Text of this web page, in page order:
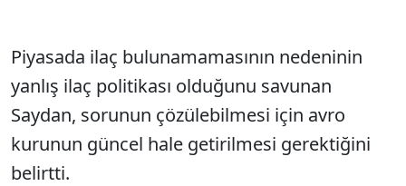
Piyasada ilaç bulunamamasının nedeninin
yanlış ilaç politikası olduğunu savunan
Saydan, sorunun çözülebilmesi için avro
kurunun güncel hale getirilmesi gerektiğini
belirtti.